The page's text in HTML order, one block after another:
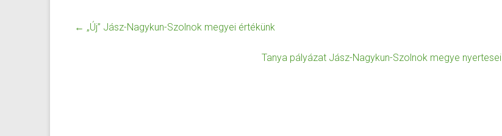
← „Új” Jász-Nagykun-Szolnok megyei értékünk
Tanya pályázat Jász-Nagykun-Szolnok megye nyertesei